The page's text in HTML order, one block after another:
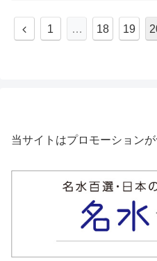
前
1 … 18 19
当サイトはプロモーション